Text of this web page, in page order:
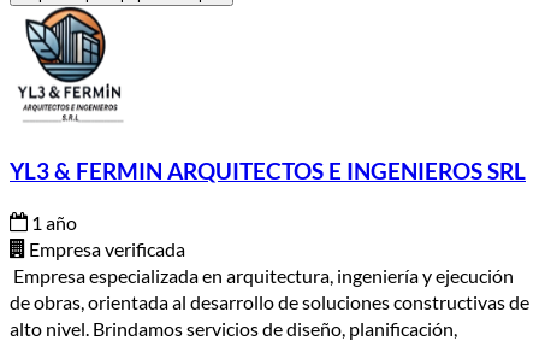
YL3 & FERMIN ARQUITECTOS E INGENIEROS SRL
1 año
Empresa verificada
Empresa especializada en arquitectura, ingeniería y ejecución
de obras, orientada al desarrollo de soluciones constructivas de
alto nivel. Brindamos servicios de diseño, planificación,